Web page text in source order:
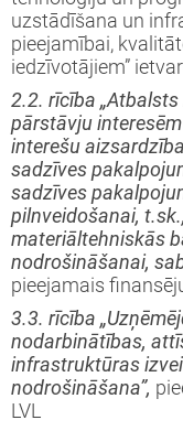
uzstādīšana un
pieejamībai,
iedzīvotājiem”
2.2. rīcība
pārstāvju
interešu
sadzīves
sadzīves
pilnveidošanai,
materiāltehniskās
nodrošināšanai,
pieejamais
3.3. rīcība
nodarbinātības,
infrastruktūras
nodrošināšana”,
LVL